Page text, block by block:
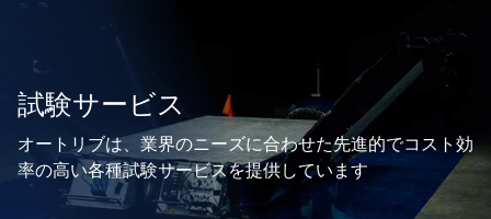
電気的安全に関するソリューション
HBMセーフティスイート
お問い合わせ
試験サービス
オートリブは、業界のニーズに合わせた先進的でコスト効
率の高い各種試験サービスを提供しています